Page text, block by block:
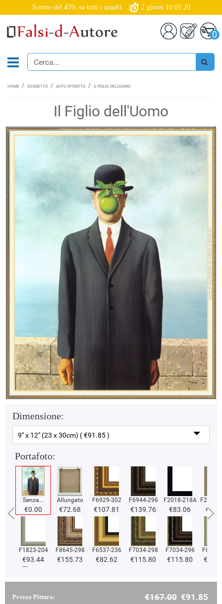
Sconto del 45% su tutti i quadri 2 giorni 10:01:19
0
HOME SOGGETTO AUTO RITRATTO IL FIGLIO DELL'UOMO
Il Figlio dell'Uomo
Dimensione:
9" x 12" (23 x 30cm) ( €91.85 )
Portafoto:
Senza...
€0.00
Allungato
€72.68
F6929-302
€107.81
F6944-296
€139.76
F2018-218A
€83.06
F2018-
F1823-204
€93.44
F8645-298
€155.73
F6537-236
€82.62
F7034-298
€115.80
F7034-296
€115.80
F2833-204
Prezzo Pittura: €167.00 €91.85